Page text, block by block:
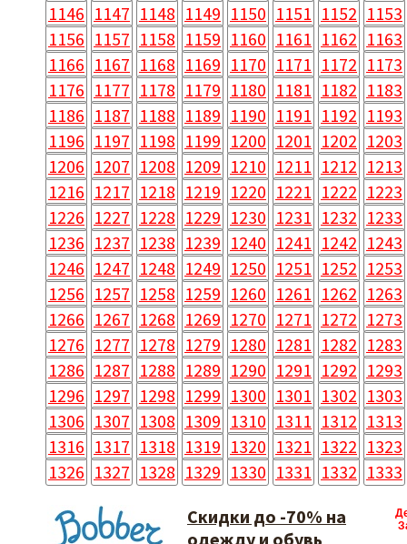
1146 1147 1148 1149 1150 1151 1152 1153
1156 1157 1158 1159 1160 1161 1162 1163
1166 1167 1168 1169 1170 1171 1172 1173
1176 1177 1178 1179 1180 1181 1182 1183
1186 1187 1188 1189 1190 1191 1192 1193
1196 1197 1198 1199 1200 1201 1202 1203
1206 1207 1208 1209 1210 1211 1212 1213
1216 1217 1218 1219 1220 1221 1222 1223
1226 1227 1228 1229 1230 1231 1232 1233
1236 1237 1238 1239 1240 1241 1242 1243
1246 1247 1248 1249 1250 1251 1252 1253
1256 1257 1258 1259 1260 1261 1262 1263
1266 1267 1268 1269 1270 1271 1272 1273
1276 1277 1278 1279 1280 1281 1282 1283
1286 1287 1288 1289 1290 1291 1292 1293
1296 1297 1298 1299 1300 1301 1302 1303
1306 1307 1308 1309 1310 1311 1312 1313
1316 1317 1318 1319 1320 1321 1322 1323
1326 1327 1328 1329 1330 1331 1332 1333
Скидки до -70% на
одежду и обувь